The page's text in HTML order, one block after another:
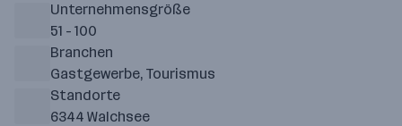
Unternehmensgröße
51 - 100
Branchen
Gastgewerbe, Tourismus
Standorte
6344 Walchsee